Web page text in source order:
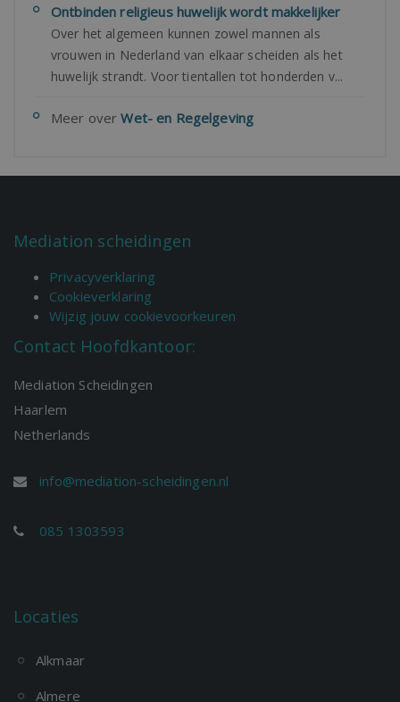
Ontbinden religieus huwelijk wordt makkelijker
Over het algemeen kunnen zowel mannen als
vrouwen in Nederland van elkaar scheiden als het
huwelijk strandt. Voor tientallen tot honderden v...
Meer overWet- en Regelgeving
Mediation scheidingen
Privacyverklaring
Cookieverklaring
Wijzig jouw cookievoorkeuren
Contact Hoofdkantoor:
Mediation Scheidingen
Haarlem
Netherlands
info@mediation-scheidingen.nl
085 1303593
Locaties
Alkmaar
Almere